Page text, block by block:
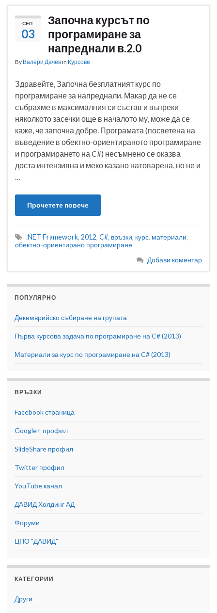
СЕП.
03
Започна курсът по
програмиране за
напреднали в.2.0
By Валери Дачевin Курсове
Здравейте, Започна безплатният курс по
програмиране за напреднали. Макар да не се
събрахме в максималния си състав и въпреки
няколкото засечки още в началото му, може да се
каже, че започна добре. Програмата (посветена на
въведение в обектно-ориентираното програмиране
и програмирането на C#) несъмнено се оказва
доста интензивна и меко казано натоварена, но не и
…
Прочетете повече
.NET Framework, 2012, C#, връзки, курс, материали,
обектно-ориентирано програмиране
Добави коментар
ПОПУЛЯРНО
Декемврийско събиране на групата
Първа курсова задача по програмиране на C# (2013)
Материали за курс по програмиране на C# (2013)
ВРЪЗКИ
Facebook страница
Google+ профил
SlideShare профил
Twitter профил
YouTube канал
ДАВИД Холдинг АД
Форуми
ЦПО "ДАВИД"
КАТЕГОРИИ
Други